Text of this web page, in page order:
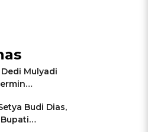
Mulyadi
Keamanan
Budi Dias,